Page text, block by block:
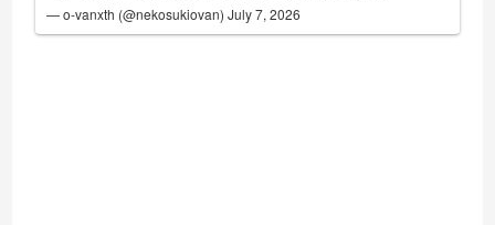
— o-vanxth (@nekosukiovan)July 7, 2026